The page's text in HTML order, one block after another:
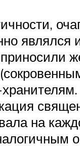
являлся
на